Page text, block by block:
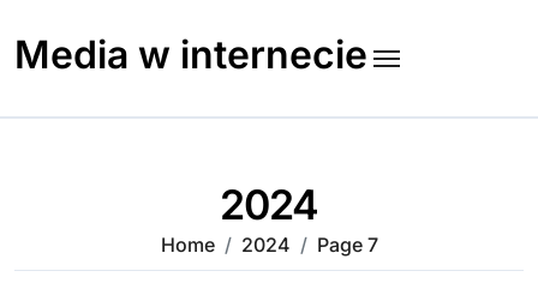
content
Media w internecie
2024
Home 2024 Page 7